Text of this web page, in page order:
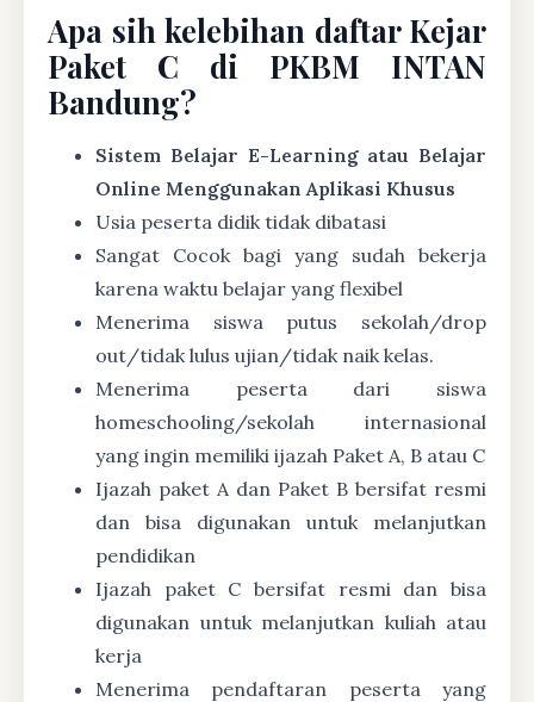
Apa sih kelebihan daftar Kejar
Paket C di PKBM INTAN
Bandung?
Sistem Belajar E-Learning atau Belajar
Online Menggunakan Aplikasi Khusus
Usia peserta didik tidak dibatasi
Sangat Cocok bagi yang sudah bekerja
karena waktu belajar yang flexibel
Menerima siswa putus sekolah/drop
out/tidak lulus ujian/tidak naik kelas.
Menerima peserta dari siswa
homeschooling/sekolah internasional
yang ingin memiliki ijazah Paket A, B atau C
Ijazah paket A dan Paket B bersifat resmi
dan bisa digunakan untuk melanjutkan
pendidikan
Ijazah paket C bersifat resmi dan bisa
digunakan untuk melanjutkan kuliah atau
kerja
Menerima pendaftaran peserta yang